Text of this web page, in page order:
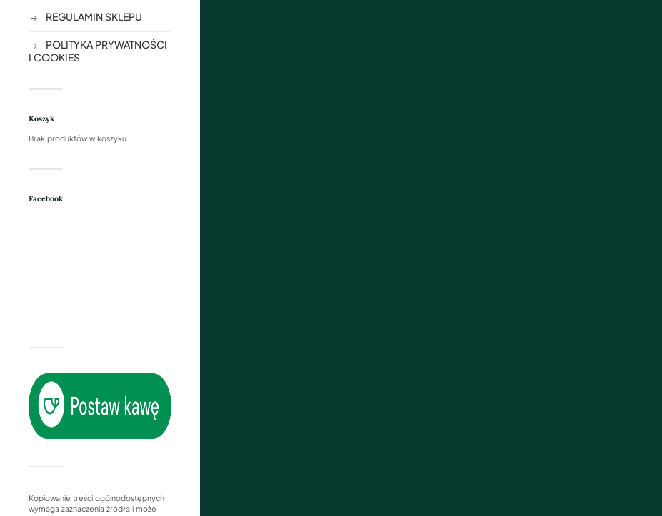
REGULAMIN SKLEPU
POLITYKA PRYWATNOŚCI
I COOKIES
Koszyk
Brak produktów w koszyku.
Facebook
Kopiowanie treści ogólnodostępnych
wymaga zaznaczenia źródła i może